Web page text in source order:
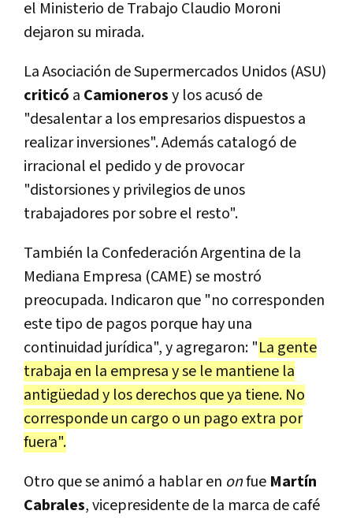
el Ministerio de Trabajo Claudio Moroni
dejaron su mirada.
La Asociación de Supermercados Unidos (ASU)
criticó a Camionerosy los acusó de
"desalentar a los empresarios dispuestos a
realizar inversiones". Además catalogó de
irracional el pedido y de provocar
"distorsiones y privilegios de unos
trabajadores por sobre el resto".
También la Confederación Argentina de la
Mediana Empresa (CAME) se mostró
preocupada. Indicaron que "no corresponden
este tipo de pagos porque hay una
continuidad jurídica", y agregaron: "La gente
trabaja en la empresa y se le mantiene la
antigüedad y los derechos que ya tiene. No
corresponde un cargo o un pago extra por
fuera".
Otro que se animó a hablar en onfue Martín
Cabrales, vicepresidente de la marca de café